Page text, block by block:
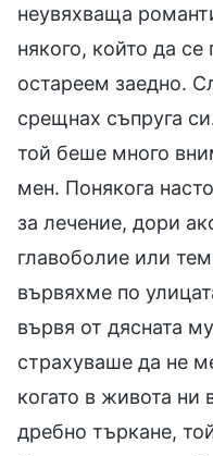
неувяхваща
някого, който да
остареем заедно.
срещнах съпруга
той беше много
мен. Понякога
за лечение, дори
главоболие или
вървяхме по
вървя от дясната
страхуваше да не
когато в живота ни
дребно търкане,